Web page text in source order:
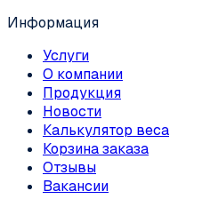
Информация
Услуги
О компании
Продукция
Новости
Калькулятор веса
Корзина заказа
Отзывы
Вакансии